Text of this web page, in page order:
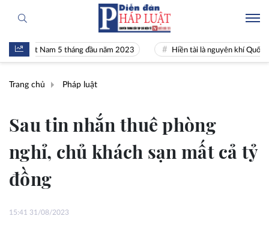
Nam 5 tháng đầu năm 2023 Hiền tài là nguyên khí Quốc gia
Trang chủ Pháp luật
Sau tin nhắn thuê phòng
nghỉ, chủ khách sạn mất cả tỷ
đồng
15:41 31/08/2023